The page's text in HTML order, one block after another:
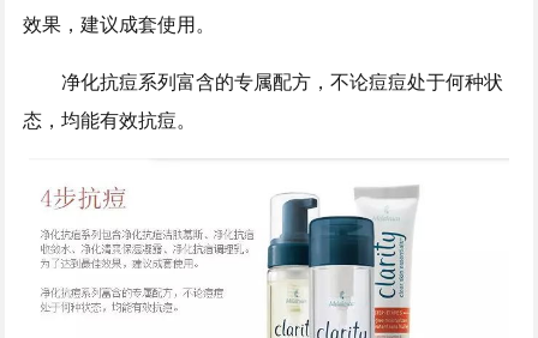
效果，建议成套使用。
净化抗痘系列富含的专属配方，不论痘痘处于何种状
态，均能有效抗痘。